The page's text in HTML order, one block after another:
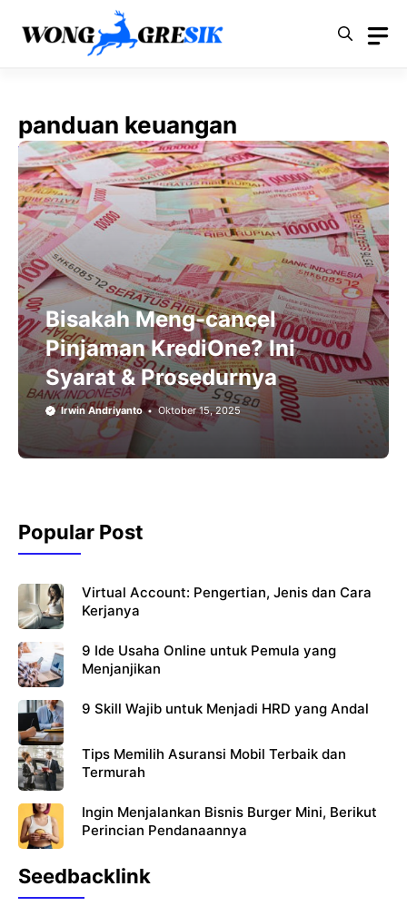
panduan keuangan
Bisakah Meng-cancel
Pinjaman KrediOne? Ini
Syarat & Prosedurnya
Irwin Andriyanto Oktober 15, 2025
Popular Post
Virtual Account: Pengertian, Jenis dan Cara
Kerjanya
9 Ide Usaha Online untuk Pemula yang
Menjanjikan
9 Skill Wajib untuk Menjadi HRD yang Andal
Tips Memilih Asuransi Mobil Terbaik dan
Termurah
Ingin Menjalankan Bisnis Burger Mini, Berikut
Perincian Pendanaannya
Seedbacklink